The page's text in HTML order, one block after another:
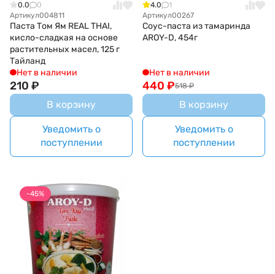
0.0
0
Артикул004811
Паста Том Ям REAL THAI,
кисло-сладкая на основе
растительных масел, 125 г
Тайланд
Нет в наличии
210 ₽
В корзину
Уведомить о
поступлении
4.0
1
Артикул00267
Соус-паста из тамаринда
AROY-D, 454г
Нет в наличии
518 ₽
440 ₽
В корзину
Уведомить о
поступлении
-45%